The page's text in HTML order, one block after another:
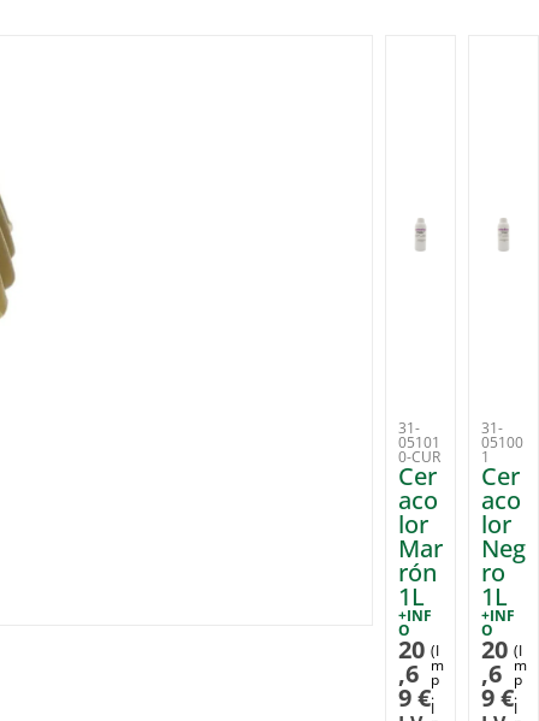
31-
05101
0-CUR
Cer
aco
lor
Mar
rón
1L
+INF
O
20
,6
9€
(I
m
p
.
I
31-
05100
1
Cer
aco
lor
Neg
ro
1L
+INF
O
20
,6
9€
(I
m
p
.
I